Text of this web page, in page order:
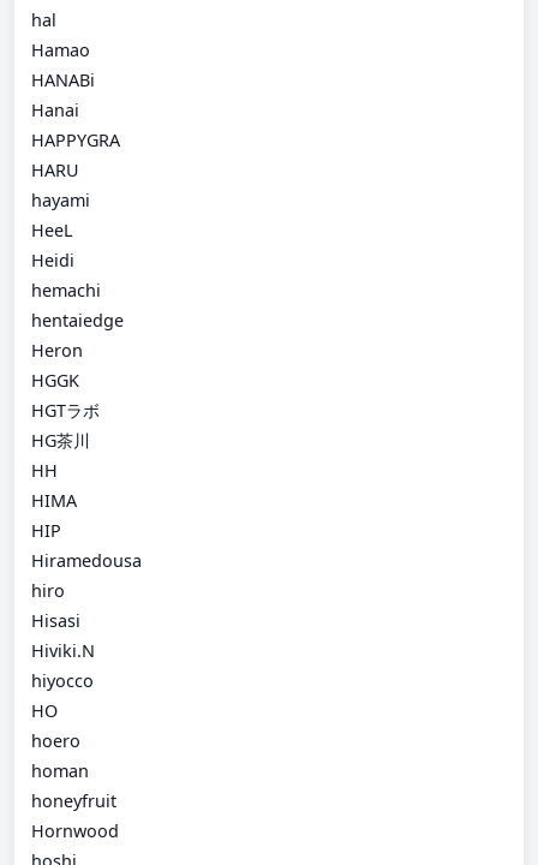
hal
Hamao
HANABi
Hanai
HAPPYGRA
HARU
hayami
HeeL
Heidi
hemachi
hentaiedge
Heron
HGGK
HGTラボ
HG茶川
HH
HIMA
HIP
Hiramedousa
hiro
Hisasi
Hiviki.N
hiyocco
HO
hoero
homan
honeyfruit
Hornwood